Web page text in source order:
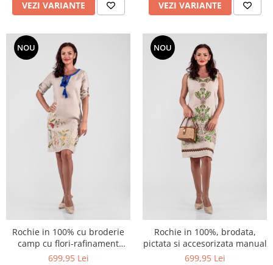
VEZI VARIANTE VEZI VARIANTE
NOU
Rochie in 100% cu broderie
camp cu flori-rafinament
artizanal care spune o
699,95 Lei
NOU
Rochie in 100%, brodata,
pictata si accesorizata manual
699,95 Lei